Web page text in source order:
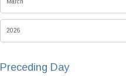
Preceding Day